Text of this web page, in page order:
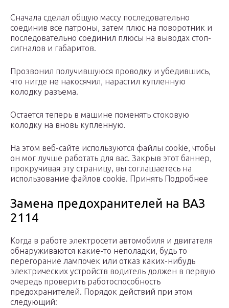
Сначала сделал общую массу последовательно
соединив все патроны, затем плюс на поворотник и
последовательно соединил плюсы на выводах стоп-
сигналов и габаритов.
Прозвонил получившуюся проводку и убедившись,
что нигде не накосячил, нарастил купленную
колодку разъема.
Остается теперь в машине поменять стоковую
колодку на вновь купленную.
На этом веб-сайте используются файлы cookie, чтобы
он мог лучше работать для вас. Закрыв этот баннер,
прокручивая эту страницу, вы соглашаетесь на
использование файлов cookie. Принять Подробнее
Замена предохранителей на ВАЗ
2114
Когда в работе электросети автомобиля и двигателя
обнаруживаются какие-то неполадки, будь то
перегорание лампочек или отказ каких-нибудь
электрических устройств водитель должен в первую
очередь проверить работоспособность
предохранителей. Порядок действий при этом
следующий: